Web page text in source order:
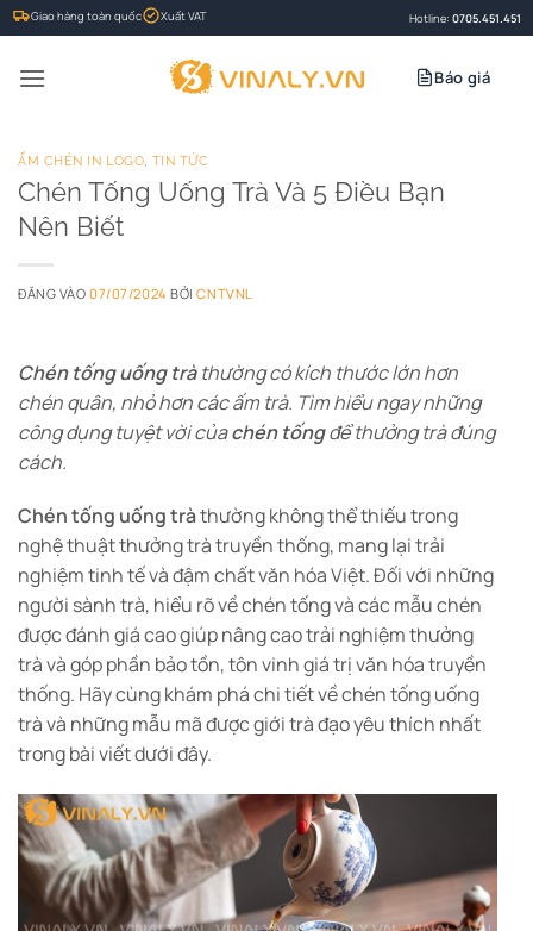
Bỏ
qua
nội
Giao hàng toàn quốc Xuất VAT Hotline: 0705.451.451
Báo giá
ẤM CHÉN IN LOGO, TIN TỨC
Chén Tống Uống Trà Và 5 Điều Bạn
Nên Biết
ĐĂNG VÀO07/07/2024 BỞICNTVNL
Chén tốnguống tràthường có kích thước lớn hơn
chén quân, nhỏ hơn các ấm trà. Tìm hiểu ngay những
công dụng tuyệt vời củachén tốngđể thưởng trà đúng
cách.
Chén tống uống tràthường không thể thiếu trong
nghệ thuật thưởng trà truyền thống, mang lại trải
nghiệm tinh tế và đậm chất văn hóa Việt. Đối với những
người sành trà, hiểu rõ vềchén tốngvà các mẫu chén
được đánh giá cao giúp nâng cao trải nghiệm thưởng
trà và góp phần bảo tồn, tôn vinh giá trị văn hóa truyền
thống. Hãy cùng khám phá chi tiết về chén tống uống
trà và những mẫu mã được giới trà đạo yêu thích nhất
trong bài viết dưới đây.